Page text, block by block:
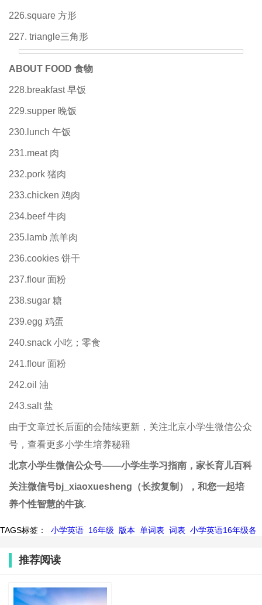
226.square 方形
227. triangle三角形
ABOUT FOOD 食物
228.breakfast 早饭
229.supper 晚饭
230.lunch 午饭
231.meat 肉
232.pork 猪肉
233.chicken 鸡肉
234.beef 牛肉
235.lamb 羔羊肉
236.cookies 饼干
237.flour 面粉
238.sugar 糖
239.egg 鸡蛋
240.snack 小吃；零食
241.flour 面粉
242.oil 油
243.salt 盐
由于文章过长后面的会陆续更新，关注北京小学生微信公众
号，查看更多小学生培养秘籍
北京小学生微信公众号——小学生学习指南，家长育儿百科
关注微信号bj_xiaoxuesheng（长按复制）， 和您一起培
养个性智慧的牛孩.
TAGS标签： 小学英语 16年级 版本 单词表 词表 小学英语16年级各
推荐阅读